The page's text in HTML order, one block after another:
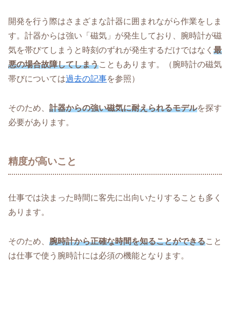
開発を行う際はさまざまな計器に囲まれながら作業をしま
す。計器からは強い「磁気」が発生しており、腕時計が磁
気を帯びてしまうと時刻のずれが発生するだけではなく 最
悪の場合故障してしまうこともあります。（腕時計の磁気
帯びについては過去の記事を参照）
そのため、 計器からの強い磁気に耐えられるモデルを探す
必要があります。
精度が高いこと
仕事では決まった時間に客先に出向いたりすることも多く
あります。
そのため、 腕時計から正確な時間を知ることができること
は仕事で使う腕時計には必須の機能となります。